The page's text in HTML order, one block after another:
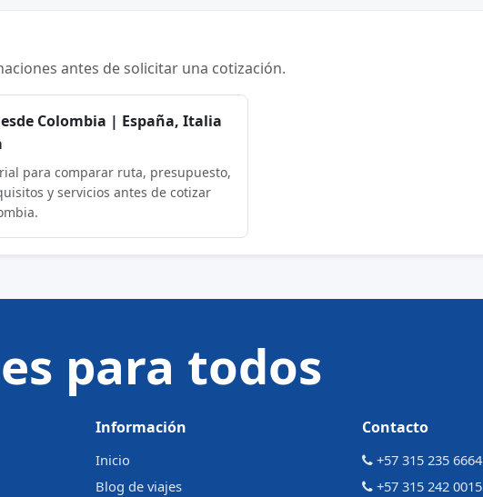
antes de solicitar una cotización.
Colombia | España, Italia
para comparar ruta, presupuesto,
y servicios antes de cotizar
para todos
Información
Inicio
Blog de viajes
Contacto
+57 315 235 6664
+57 315 242 0015